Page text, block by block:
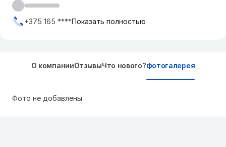
+375 165 ****Показать полностью
О компанииОтзывыЧто нового?Фотогалерея
Фото не добавлены